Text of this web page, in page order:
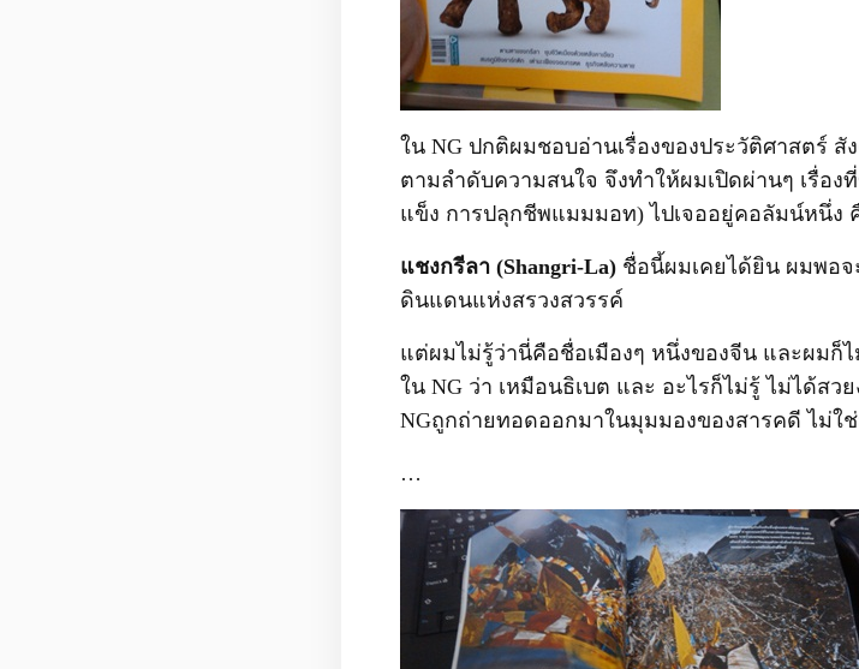
ใน NG ปกติผมชอบอ่านเรื่องของประวัติศาสตร์
ตามลำดับความสนใจ จึงทำให้ผมเปิดผ่านๆ เรื่อ
แข็ง การปลุกชีพแมมมอท) ไปเจออยู่คอลัมน์หนึ่ง
แชงกรีลา (Shangri-La) ชื่อนี้ผมเคยได้ยิน ผมพอ
ดินแดนแห่งสรวงสวรรค์
แต่ผมไม่รู้ว่านี่คือชื่อเมืองๆ หนึ่งของจีน และผมก็
ใน NG ว่า เหมือนธิเบต และ อะไรก็ไม่รู้ ไม่ได้ส
NGถูกถ่ายทอดออกมาในมุมมองของสารคดี ไม่ใ
…